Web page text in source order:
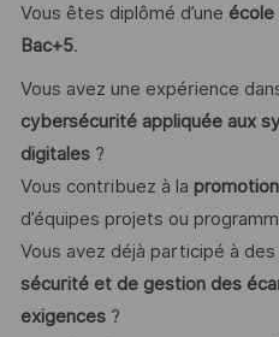
Vous êtes diplômé d’une école
Bac+5.
Vous avez une expérience
cybersécurité appliquée aux
digitales?
Vous contribuez à la
d’équipes projets ou
Vous avez déjà participé à des
sécurité et de gestion des
exigences?